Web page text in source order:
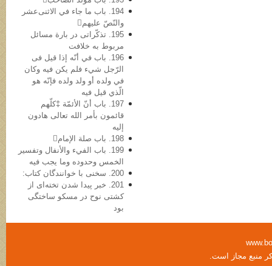
194. باب ما جاء في الاثنی‌عشر
والنّصّ علیهم
195. تذکّراتی در بارة مسائل
مربوط به خلافت
196. باب في أنّه إذا قیل فی
الرّجل شيء فلم یکن فیه وکان
في ولده أو ولد ولده فإنّه هو
الّذي قیل فیه
197. باب أنّ الأئمّة ‡کلّهم
قائمون بأمر الله تعالی هادون
إلیه
198. باب صلة الإمام
199. باب الفيء والأنفال وتفسیر
الخمس وحدوده وما یجب فیه
200. سخنی با خوانندگان کتاب:
201. خبر پیدا شدن تخته‌ای از
کشتی نوح در مسکو ساختگی
بود
منبع مجاز است.